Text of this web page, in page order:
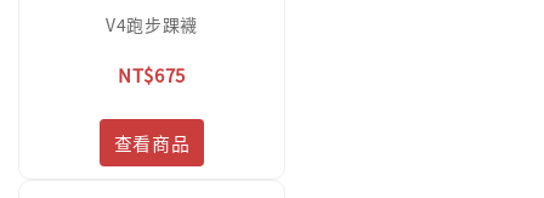
V4跑步踝襪
NT$675
查看商品